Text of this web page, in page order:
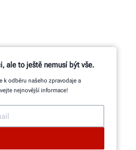
inženýrů.
ale to ještě nemusí být vše.
k odběru našeho zpravodaje a
nejnovější informace!